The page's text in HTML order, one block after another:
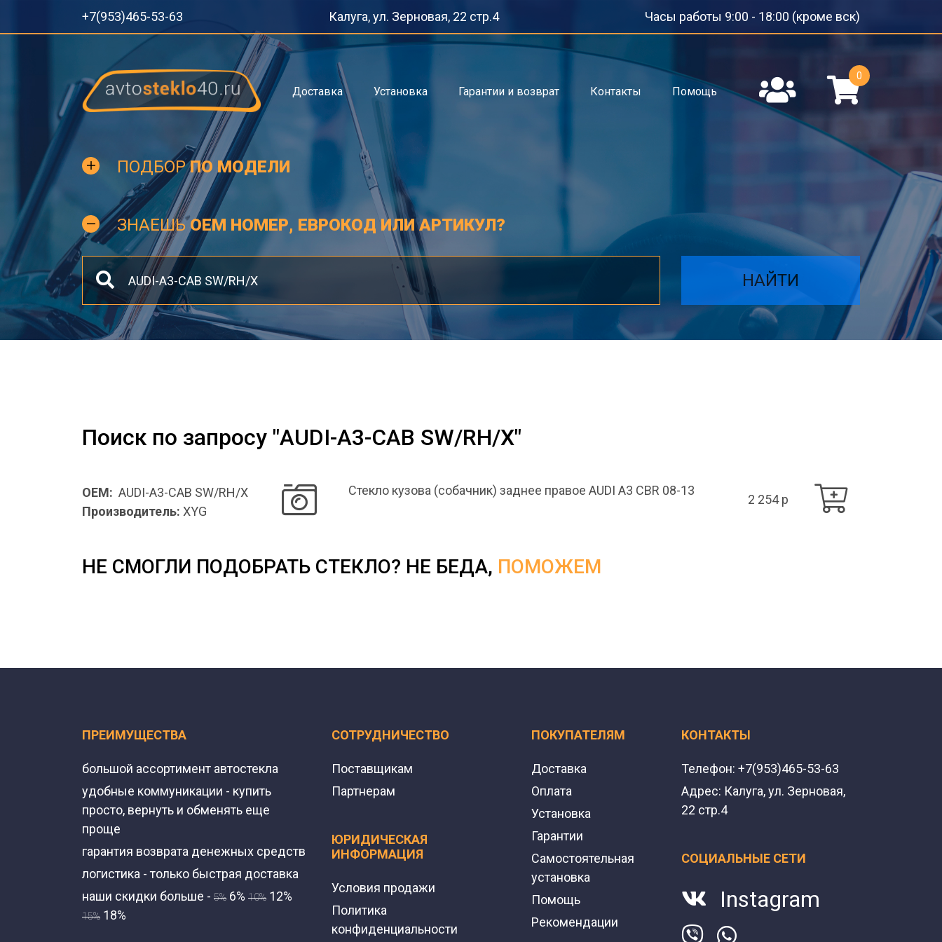
+7(953)465-53-63 Калуга, ул. Зерновая, 22 стр.4 Часы работы 9:00 - 18:00 (кроме вск)
Доставка Установка Гарантии и возврат Контакты Помощь
0
ПОДБОРПО МОДЕЛИ
ЗНАЕШЬOEM НОМЕР, ЕВРОКОД ИЛИ АРТИКУЛ?
НАЙТИ
Поиск по запросу "AUDI-A3-CAB SW/RH/X"
OEM: AUDI-A3-CAB SW/RH/X
Производитель: XYG
Стекло кузова (собачник) заднее правое AUDI A3 CBR 08-13
2 254 p
НЕ СМОГЛИ ПОДОБРАТЬ СТЕКЛО? НЕ БЕДА, ПОМОЖЕМ
ПРЕИМУЩЕСТВА
большой ассортимент автостекла
удобные коммуникации - купить
просто, вернуть и обменять еще
проще
гарантия возврата денежных средств
логистика - только быстрая доставка
наши скидки больше - 5% 6% 10% 12%
15% 18%
СОТРУДНИЧЕСТВО
Поставщикам
Партнерам
ЮРИДИЧЕСКАЯ
ИНФОРМАЦИЯ
Условия продажи
Политика
конфиденциальности
ПОКУПАТЕЛЯМ
Доставка
Оплата
Установка
Гарантии
Самостоятельная
установка
Помощь
Рекомендации
КОНТАКТЫ
Телефон: +7(953)465-53-63
Адрес: Калуга, ул. Зерновая,
22 стр.4
СОЦИАЛЬНЫЕ СЕТИ
Instagram